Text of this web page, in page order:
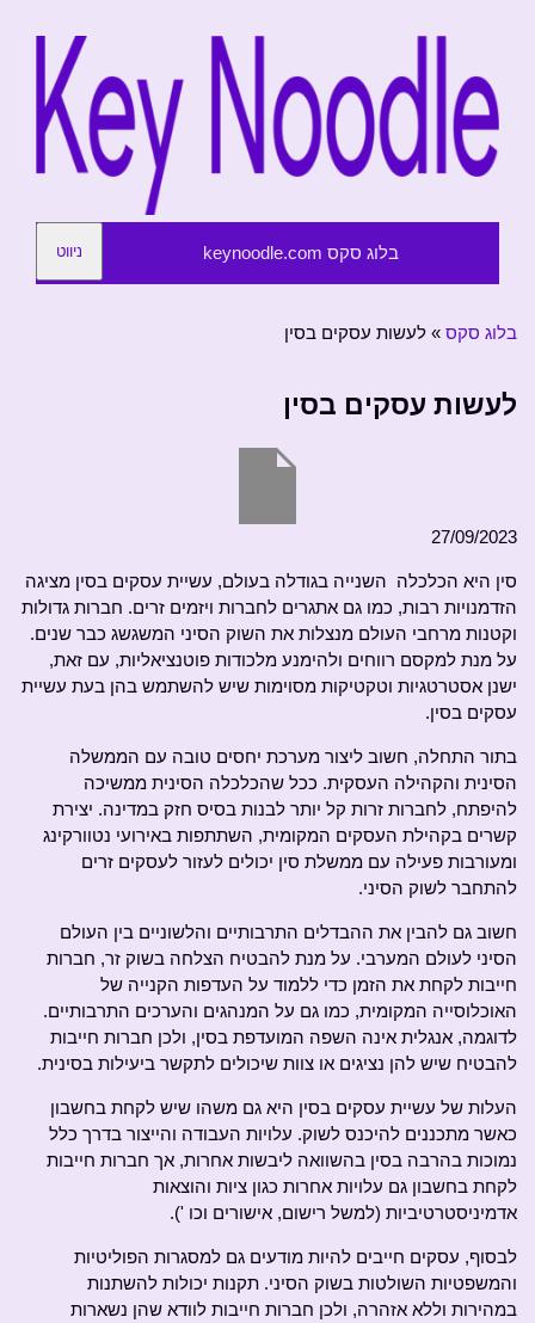
בלוג סקס keynoodle.com ניווט
בלוג סקס » לעשות עסקים בסין
לעשות עסקים בסין
27/09/2023
סין היא הכלכלה השנייה בגודלה בעולם, עשיית עסקים בסין מציגה
הזדמנויות רבות, כמו גם אתגרים לחברות ויזמים זרים. חברות גדולות
וקטנות מרחבי העולם מנצלות את השוק הסיני המשגשג כבר שנים.
על מנת למקסם רווחים ולהימנע מלכודות פוטנציאליות, עם זאת,
ישנן אסטרטגיות וטקטיקות מסוימות שיש להשתמש בהן בעת עשיית
עסקים בסין.
בתור התחלה, חשוב ליצור מערכת יחסים טובה עם הממשלה
הסינית והקהילה העסקית. ככל שהכלכלה הסינית ממשיכה
להיפתח, לחברות זרות קל יותר לבנות בסיס חזק במדינה. יצירת
קשרים בקהילת העסקים המקומית, השתתפות באירועי נטוורקינג
ומעורבות פעילה עם ממשלת סין יכולים לעזור לעסקים זרים
להתחבר לשוק הסיני.
חשוב גם להבין את ההבדלים התרבותיים והלשוניים בין העולם
הסיני לעולם המערבי. על מנת להבטיח הצלחה בשוק זר, חברות
חייבות לקחת את הזמן כדי ללמוד על העדפות הקנייה של
האוכלוסייה המקומית, כמו גם על המנהגים והערכים התרבותיים.
לדוגמה, אנגלית אינה השפה המועדפת בסין, ולכן חברות חייבות
להבטיח שיש להן נציגים או צוות שיכולים לתקשר ביעילות בסינית.
העלות של עשיית עסקים בסין היא גם משהו שיש לקחת בחשבון
כאשר מתכננים להיכנס לשוק. עלויות העבודה והייצור בדרך כלל
נמוכות בהרבה בסין בהשוואה ליבשות אחרות, אך חברות חייבות
לקחת בחשבון גם עלויות אחרות כגון ציות והוצאות
אדמיניסטרטיביות (למשל רישום, אישורים וכו ').
לבסוף, עסקים חייבים להיות מודעים גם למסגרות הפוליטיות
והמשפטיות השולטות בשוק הסיני. תקנות יכולות להשתנות
במהירות וללא אזהרה, ולכן חברות חייבות לוודא שהן נשארות